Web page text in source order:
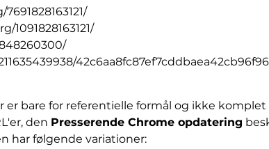
bare for referentielle formål og ikke
den Presserende Chrome opdatering
har følgende variationer: